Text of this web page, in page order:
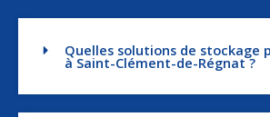
Quelles solutions de stockage
à Saint-Clément-de-Régnat ?